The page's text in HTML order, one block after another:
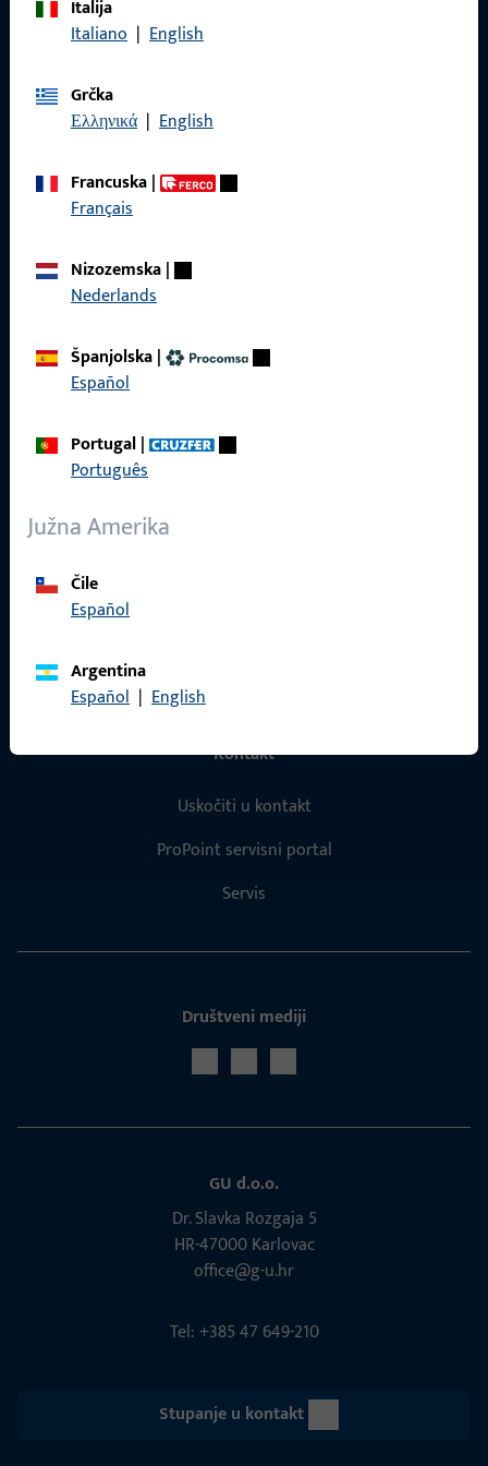
Italija
Italiano | English
Grčka
Ελληνικά | English
Francuska|
Français
Nizozemska|
Nederlands
Španjolska|
Español
Portugal|
Português
Južna Amerika
Čile
Español
Argentina
Español | English
Pravne informacije
Opći uvjeti poslovanja
Proizvodi
Kontakt
Uskočiti u kontakt
ProPoint servisni portal
Servis
Društveni mediji
GU d.o.o.
Dr. Slavka Rozgaja 5
HR-47000 Karlovac
office@g-u.hr
Tel: +385 47 649-210
Stupanje u kontakt